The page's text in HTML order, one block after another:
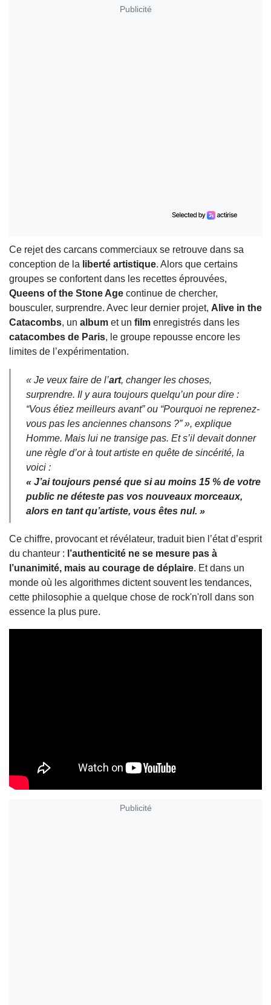
Publicité
Ce rejet des carcans commerciaux se retrouve dans sa
conception de la liberté artistique. Alors que certains
groupes se confortent dans les recettes éprouvées,
Queens of the Stone Age continue de chercher,
bousculer, surprendre. Avec leur dernier projet, Alive in the
Catacombs, un album et un film enregistrés dans les
catacombes de Paris, le groupe repousse encore les
limites de l’expérimentation.
« Je veux faire de l’art, changer les choses,
surprendre. Il y aura toujours quelqu’un pour dire :
“Vous étiez meilleurs avant” ou “Pourquoi ne reprenez-
vous pas les anciennes chansons ?” », explique
Homme. Mais lui ne transige pas. Et s’il devait donner
une règle d’or à tout artiste en quête de sincérité, la
voici :
« J’ai toujours pensé que si au moins 15 % de votre
public ne déteste pas vos nouveaux morceaux,
alors en tant qu’artiste, vous êtes nul. »
Ce chiffre, provocant et révélateur, traduit bien l’état d’esprit
du chanteur : l’authenticité ne se mesure pas à
l’unanimité, mais au courage de déplaire. Et dans un
monde où les algorithmes dictent souvent les tendances,
cette philosophie a quelque chose de rock'n'roll dans son
essence la plus pure.
Publicité